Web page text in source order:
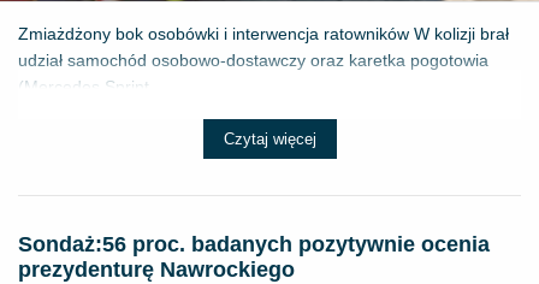
Zmiażdżony bok osobówki i interwencja ratowników W kolizji brał
udział samochód osobowo-dostawczy oraz karetka pogotowia
(Mercedes Sprint...
Czytaj więcej
​Sondaż:56 proc. badanych pozytywnie ocenia
prezydenturę Nawrockiego